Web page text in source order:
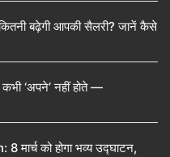
बढ़ेगी आपकी सैलरी? जानें कैसे
‘अपने’ नहीं होते —
को होगा भव्य उद्घाटन,